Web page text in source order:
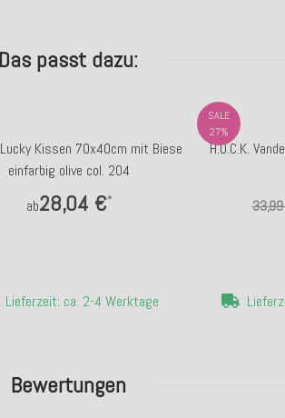
Bewertungen
Das passt dazu:
Lucky Kissen 70x40cm mit Biese
einfarbig olive col. 204
ab28,04 €*
Lieferzeit: ca. 2-4 Werktage
SALE
27%
H.O.C.K.